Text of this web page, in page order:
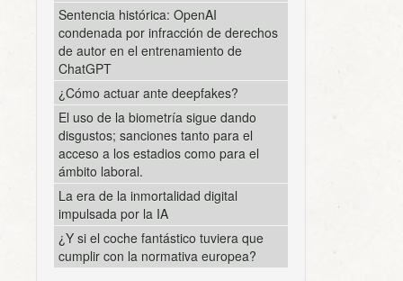
Sentencia histórica: OpenAI
condenada por infracción de derechos
de autor en el entrenamiento de
ChatGPT
¿Cómo actuar ante deepfakes?
El uso de la biometría sigue dando
disgustos; sanciones tanto para el
acceso a los estadios como para el
ámbito laboral.
La era de la inmortalidad digital
impulsada por la IA
¿Y si el coche fantástico tuviera que
cumplir con la normativa europea?